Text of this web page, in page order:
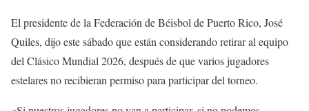
El presidente de la Federación de Béisbol de Puerto Rico, José
Quiles, dijo este sábado que están considerando retirar al equipo
del Clásico Mundial 2026, después de que varios jugadores
estelares no recibieran permiso para participar del torneo.